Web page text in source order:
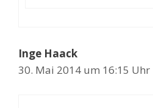
Inge Haack
30. Mai 2014 um 16:15 Uhr